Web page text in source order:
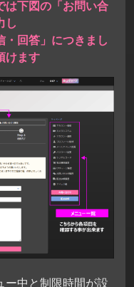
は下図の「お問い合
し
・回答」につきまし
けます
ー中と制限時間が設